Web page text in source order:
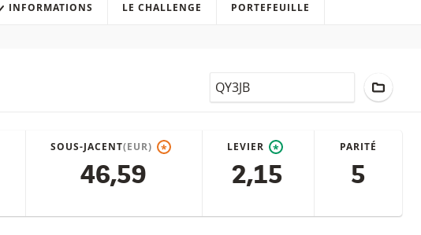
INFORMATIONS LE CHALLENGE PORTEFEUILLE
LocalCode
SOUS-JACENT(EUR) *
46,59
LEVIER *
2,15
PARITÉ
5